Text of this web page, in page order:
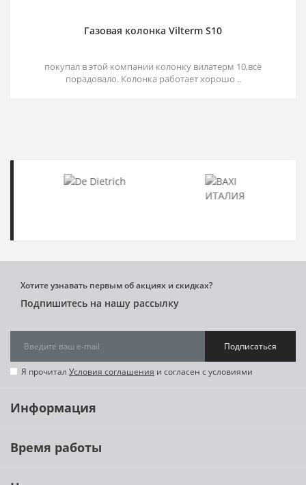
Газовая колонка Vilterm S10
покупал в этой компании колонку вилатерм 10,всё
порадовало. Колонка работает хорошо ..
Хотите узнавать первым об акциях и скидках?
Подпишитесь на нашу рассылку
Подписаться
Я прочитал Условия соглашения и согласен с условиями
Информация
Время работы